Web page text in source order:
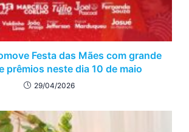
Festa das Mães com grande
prêmios neste dia 10 de maio
29/04/2026